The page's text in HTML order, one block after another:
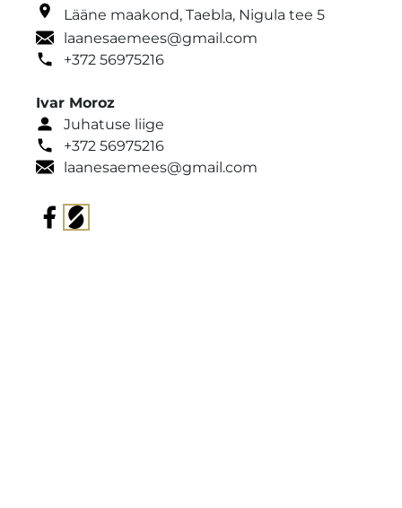
Lääne maakond, Taebla, Nigula tee 5
laanesaemees@gmail.com
+372 56975216
Ivar Moroz
Juhatuse liige
+372 56975216
laanesaemees@gmail.com